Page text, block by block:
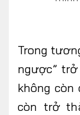
Trong
ngược” trở
không
còn trở